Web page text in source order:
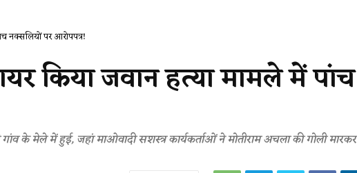
नक्सलियों पर आरोपपत्र!
किया जवान हत्या मामले में पांच
के मेले में हुई, जहां माओवादी सशस्त्र कार्यकर्ताओं ने मोतीराम अचला की गोली मारकर